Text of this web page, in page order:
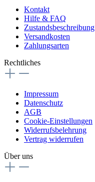
Kontakt
Hilfe & FAQ
Zustandsbeschreibung
Versandkosten
Zahlungsarten
Rechtliches
Impressum
Datenschutz
AGB
Cookie-Einstellungen
Widerrufsbelehrung
Vertrag widerrufen
Über uns